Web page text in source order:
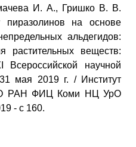
И. А., Гришко В. В.
пиразолинов на основе
альдегидов:
растительных веществ:
Всероссийской научной
мая 2019 г. / Институт
РАН ФИЦ Коми НЦ УрО
- с 160.